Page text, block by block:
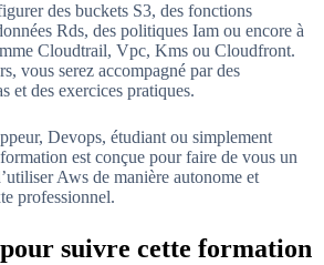
des buckets S3, des fonctions
Rds, des politiques Iam ou encore à
Cloudtrail, Vpc, Kms ou Cloudfront.
vous serez accompagné par des
et des exercices pratiques.
Devops, étudiant ou simplement
est conçue pour faire de vous un
Aws de manière autonome et
professionnel.
suivre cette formation